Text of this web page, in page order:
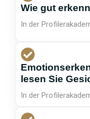
Wie gut
In der
lesen Sie
In der